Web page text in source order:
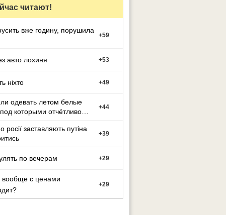
читают!
вже годину, порушила
+59
авто лохиня +53
ніхто +49
одевать летом белые
которыми отчётливо
+44
росії заставляють путіна
+39
по вечерам +29
вообще с ценами
+29